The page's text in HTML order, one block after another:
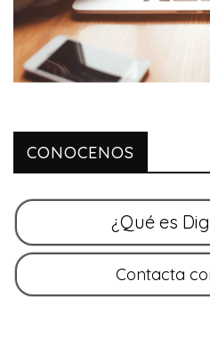
CONOCENOS